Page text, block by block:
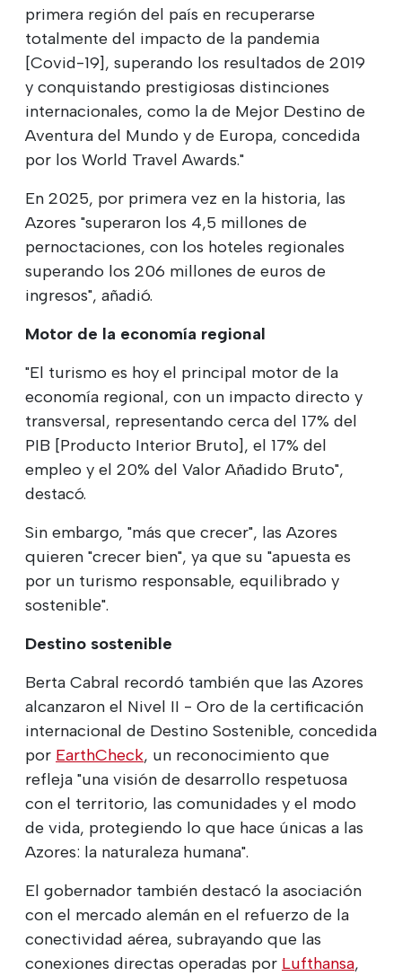
primera región del país en recuperarse
totalmente del impacto de la pandemia
[Covid-19], superando los resultados de 2019
y conquistando prestigiosas distinciones
internacionales, como la de Mejor Destino de
Aventura del Mundo y de Europa, concedida
por los World Travel Awards."
En 2025, por primera vez en la historia, las
Azores "superaron los 4,5 millones de
pernoctaciones, con los hoteles regionales
superando los 206 millones de euros de
ingresos", añadió.
Motor de la economía regional
"El turismo es hoy el principal motor de la
economía regional, con un impacto directo y
transversal, representando cerca del 17% del
PIB [Producto Interior Bruto], el 17% del
empleo y el 20% del Valor Añadido Bruto",
destacó.
Sin embargo, "más que crecer", las Azores
quieren "crecer bien", ya que su "apuesta es
por un turismo responsable, equilibrado y
sostenible".
Destino sostenible
Berta Cabral recordó también que las Azores
alcanzaron el Nivel II - Oro de la certificación
internacional de Destino Sostenible, concedida
por EarthCheck, un reconocimiento que
refleja "una visión de desarrollo respetuosa
con el territorio, las comunidades y el modo
de vida, protegiendo lo que hace únicas a las
Azores: la naturaleza humana".
El gobernador también destacó la asociación
con el mercado alemán en el refuerzo de la
conectividad aérea, subrayando que las
conexiones directas operadas por Lufthansa,